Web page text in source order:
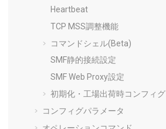
Heartbeat
TCP MSS調整機能
コマンドシェル(Beta)
SMF静的接続設定
SMF Web Proxy設定
初期化・工場出荷時コンフィグ
コンフィグパラメータ